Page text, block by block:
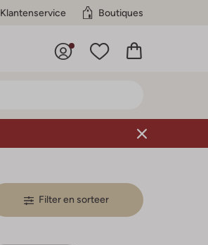
Klantenservice Boutiques
Filter en sorteer